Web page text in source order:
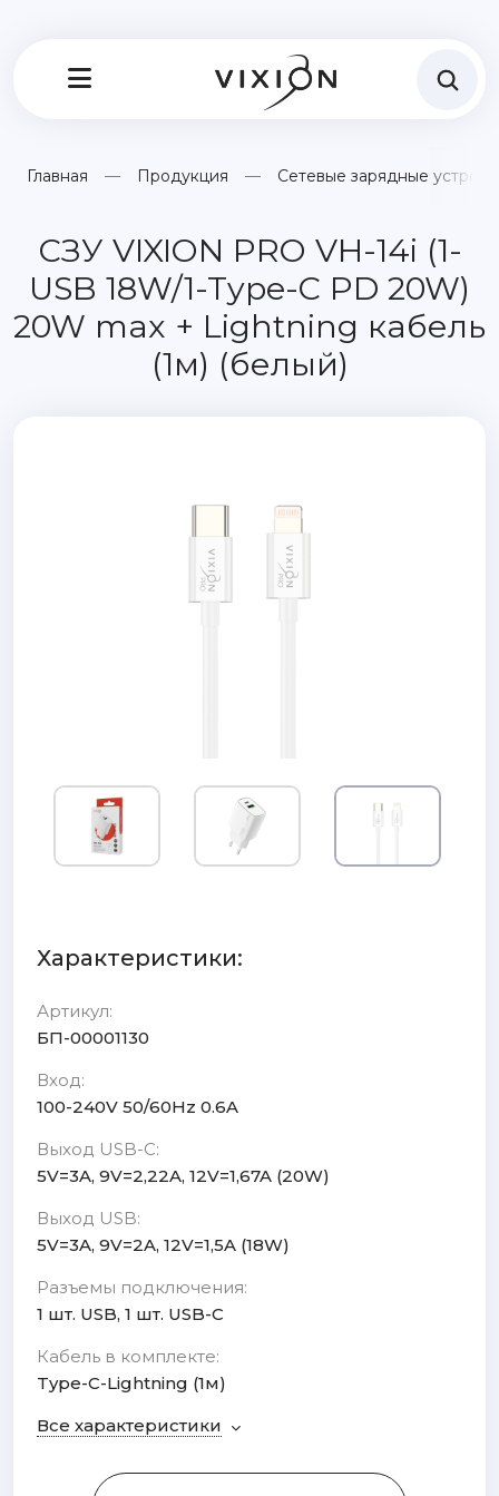
Главная Продукция Сетевые зарядные
СЗУ VIXION PRO VH-14i (1-
USB 18W/1-Type-C PD 20W)
20W max + Lightning кабель
(1м) (белый)
Характеристики:
Артикул:
БП-00001130
Вход:
100-240V 50/60Hz 0.6A
Выход USB-C:
5V=3A, 9V=2,22A, 12V=1,67A (20W)
Выход USB:
5V=3A, 9V=2A, 12V=1,5A (18W)
Разъемы подключения:
1 шт. USB, 1 шт. USB-C
Кабель в комплекте:
Type-C-Lightning (1м)
Все характеристики